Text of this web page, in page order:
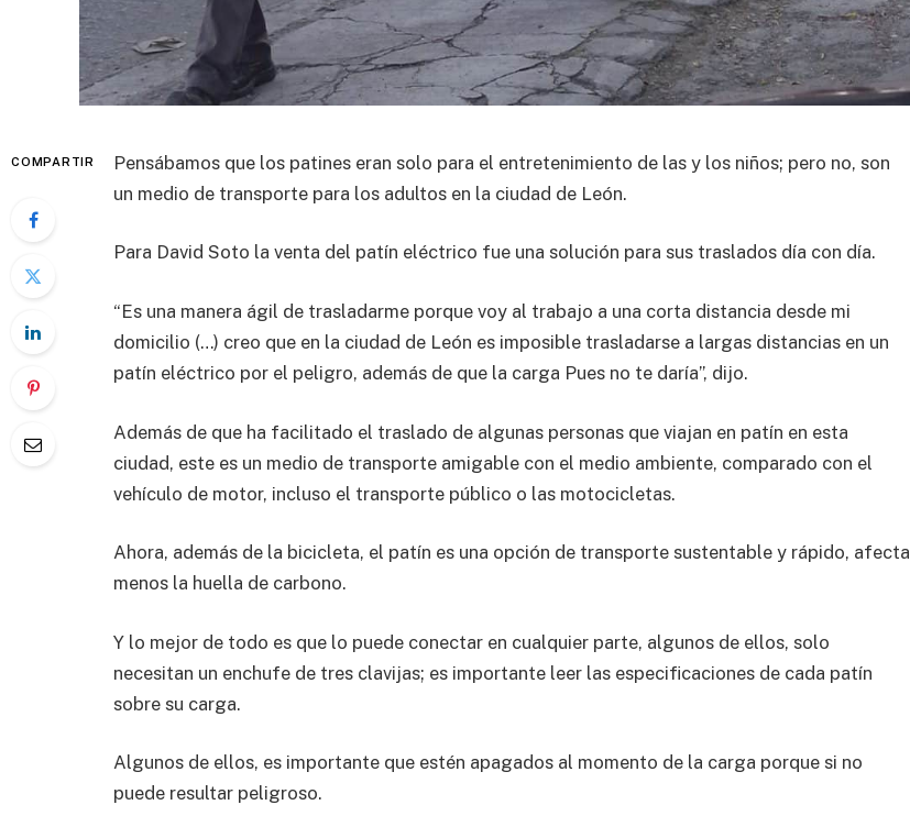
COMPARTIR
Pensábamos que los patines eran solo para el entretenimiento de las y los niños; pero no, son
un medio de transporte para los adultos en la ciudad de León.
Para David Soto la venta del patín eléctrico fue una solución para sus traslados día con día.
“Es una manera ágil de trasladarme porque voy al trabajo a una corta distancia desde mi
domicilio (…) creo que en la ciudad de León es imposible trasladarse a largas distancias en un
patín eléctrico por el peligro, además de que la carga Pues no te daría”, dijo.
Además de que ha facilitado el traslado de algunas personas que viajan en patín en esta
ciudad, este es un medio de transporte amigable con el medio ambiente, comparado con el
vehículo de motor, incluso el transporte público o las motocicletas.
Ahora, además de la bicicleta, el patín es una opción de transporte sustentable y rápido, afecta
menos la huella de carbono.
Y lo mejor de todo es que lo puede conectar en cualquier parte, algunos de ellos, solo
necesitan un enchufe de tres clavijas; es importante leer las especificaciones de cada patín
sobre su carga.
Algunos de ellos, es importante que estén apagados al momento de la carga porque si no
puede resultar peligroso.